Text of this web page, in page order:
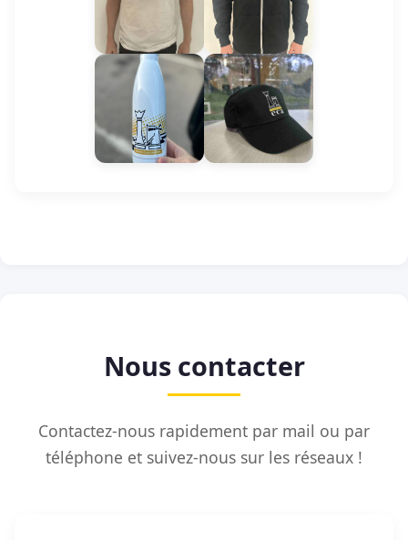
Nous contacter
Contactez-nous rapidement par mail ou par
téléphone et suivez-nous sur les réseaux !